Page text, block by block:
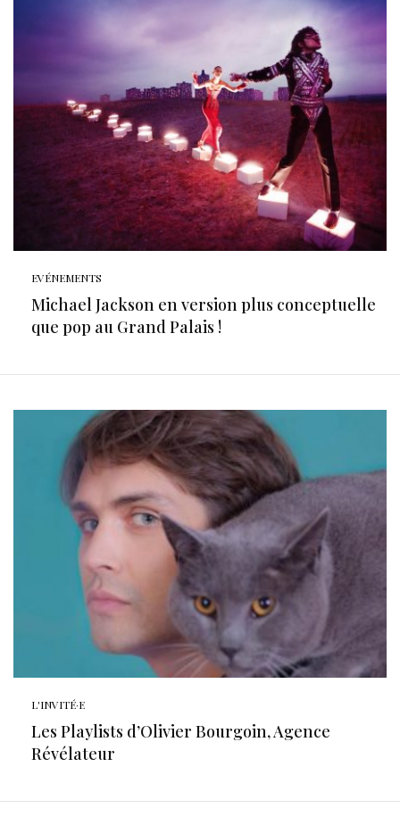
EVÉNEMENTS
Michael Jackson en version plus conceptuelle
que pop au Grand Palais !
L'INVITÉ·E
Les Playlists d’Olivier Bourgoin, Agence
Révélateur